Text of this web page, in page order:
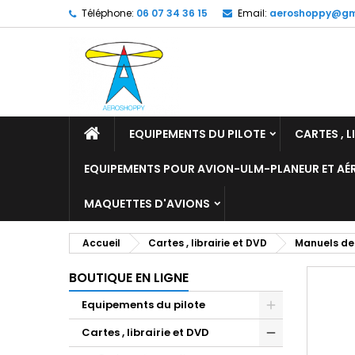
Téléphone: 06 07 34 36 15 Email:
EQUIPEMENTS DU PILOTE CARTES ,
EQUIPEMENTS POUR AVION-ULM-PLANEUR ET
MAQUETTES D'AVIONS
Accueil Cartes , librairie et DVD Manuels
BOUTIQUE EN LIGNE
Equipements du pilote
Cartes , librairie et DVD